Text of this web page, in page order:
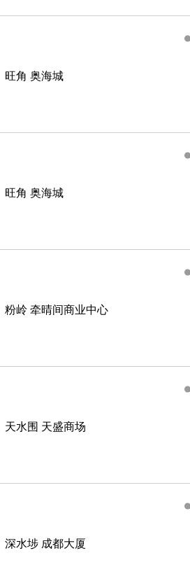
旺角 奥海城
旺角 奥海城
粉岭 牵晴间商业中心
天水围 天盛商场
深水埗 成都大厦